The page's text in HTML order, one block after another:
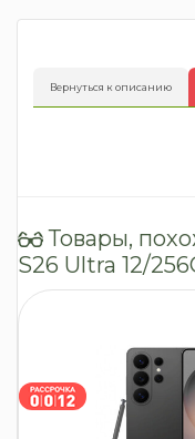
Вернуться к описанию
Товары,
S26 Ultra 12/